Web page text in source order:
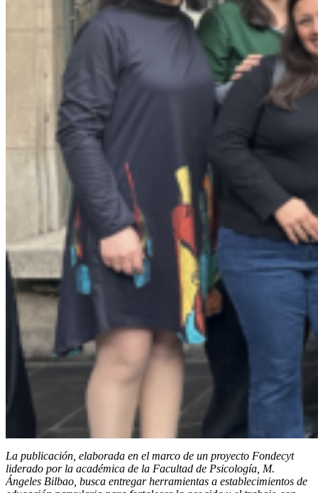
La publicación, elaborada en el marco de un proyecto Fondecyt
liderado por la académica de la Facultad de Psicología, M.
Ángeles Bilbao, busca entregar herramientas a establecimientos de